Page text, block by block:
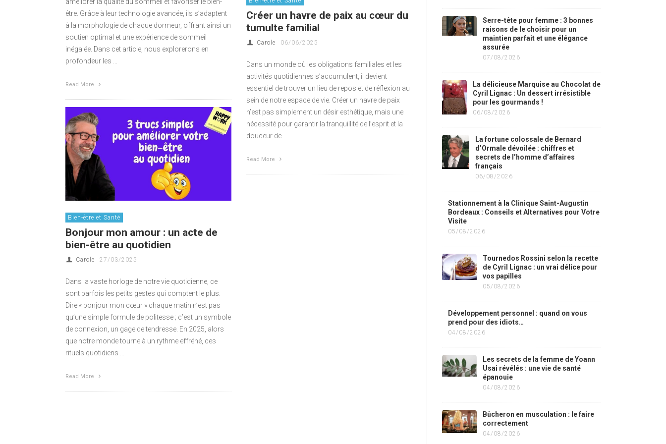
être. Grâce à leur technologie avancée, ils s’adaptent
à la morphologie de chaque dormeur, offrant ainsi un
soutien optimal et une expérience de sommeil
inégalée. Dans cet article, nous explorerons en
profondeur les …
Read More
Créer un havre de paix au cœur du
tumulte familial
Carole 06/06/2025
Dans un monde où les obligations familiales et les
activités quotidiennes s’accumulent, il devient
essentiel de trouver un lieu de repos et de réflexion au
sein de notre espace de vie. Créer un havre de paix
n’est pas simplement un désir esthétique, mais une
nécessité pour garantir la tranquillité de l’esprit et la
douceur de …
Read More
Bien-être et Santé
Bonjour mon amour : un acte de
bien-être au quotidien
Carole 27/03/2025
Dans la vaste horloge de notre vie quotidienne, ce
sont parfois les petits gestes qui comptent le plus.
Dire « bonjour mon cœur » chaque matin n’est pas
qu’une simple formule de politesse ; c’est un symbole
de connexion, un gage de tendresse. En 2025, alors
que notre monde tourne à un rythme effréné, ces
rituels quotidiens …
Read More
Serre-tête pour femme : 3 bonnes
raisons de le choisir pour un
maintien parfait et une élégance
assurée
07/08/2026
La délicieuse Marquise au Chocolat de
Cyril Lignac : Un dessert irrésistible
pour les gourmands !
06/08/2026
La fortune colossale de Bernard
d’Ormale dévoilée : chiffres et
secrets de l’homme d’affaires
français
06/08/2026
Stationnement à la Clinique Saint-Augustin
Bordeaux : Conseils et Alternatives pour Votre
Visite
05/08/2026
Tournedos Rossini selon la recette
de Cyril Lignac : un vrai délice pour
vos papilles
05/08/2026
Développement personnel : quand on vous
prend pour des idiots…
04/08/2026
Les secrets de la femme de Yoann
Usai révélés : une vie de santé
épanouie
04/08/2026
Bûcheron en musculation : le faire
correctement
04/08/2026